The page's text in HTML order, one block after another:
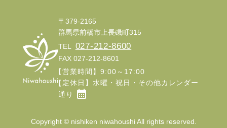
〒379-2165
群馬県前橋市上長磯町315
TEL 027-212-8600
FAX 027-212-8601
【営業時間】9:00～17:00
【 定休日】水曜・祝日・その他カレンダー
通り
calendar_month
Copyright © nishiken niwahoushi All rights reserved.